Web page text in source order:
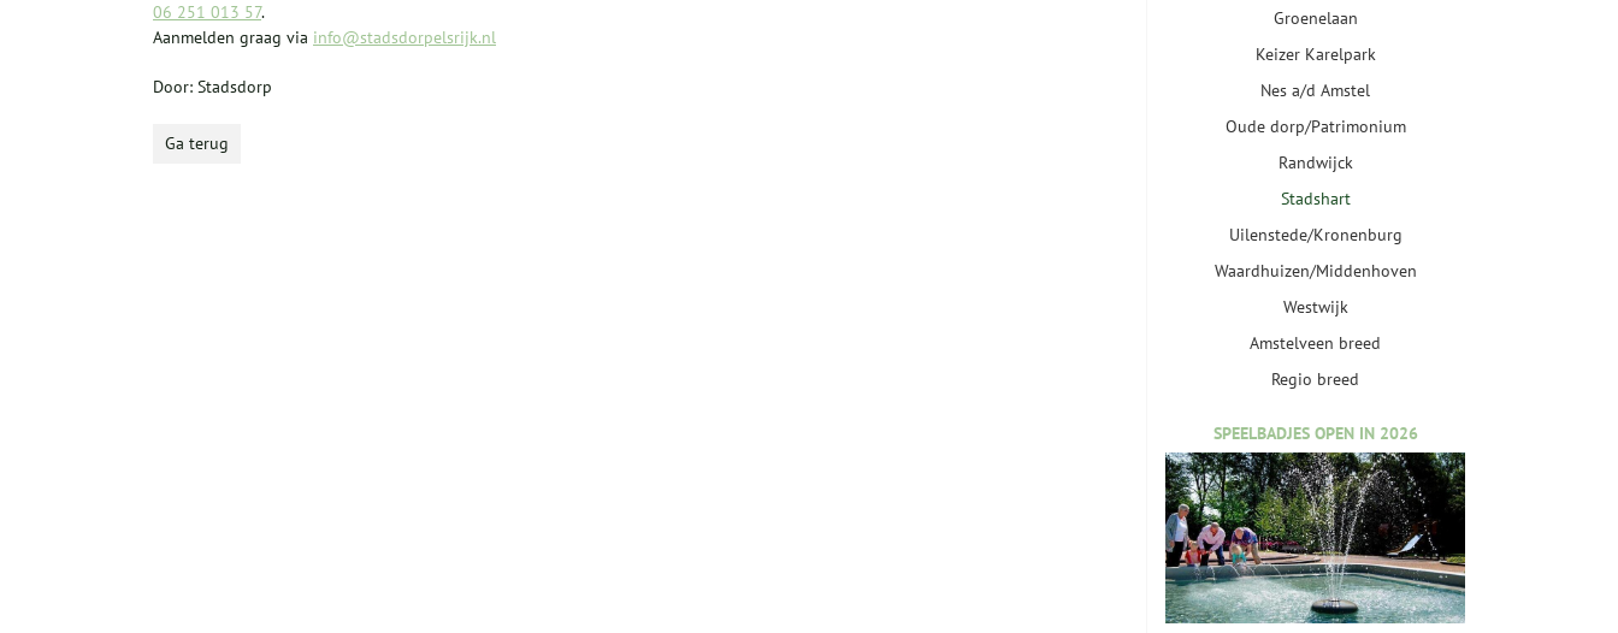
06 251 013 57.
Aanmelden graag via info@stadsdorpelsrijk.nl
Door: Stadsdorp
Ga terug
Groenelaan
Keizer Karelpark
Nes a/d Amstel
Oude dorp/Patrimonium
Randwijck
Stadshart
Uilenstede/Kronenburg
Waardhuizen/Middenhoven
Westwijk
Amstelveen breed
Regio breed
SPEELBADJES OPEN IN 2026